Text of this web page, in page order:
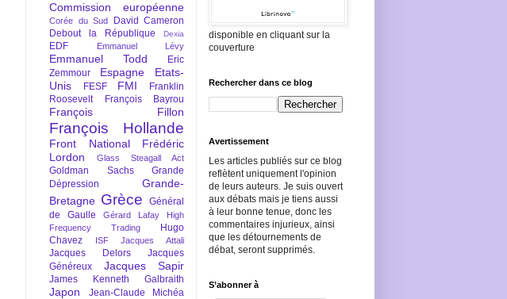
Commission européenne
Corée du Sud
David Cameron
Debout la République
Dexia
EDF Emmanuel Lévy
Emmanuel Todd
Eric
Zemmour
Espagne
Etats-
Unis
FESF FMI
Franklin
Roosevelt
François Bayrou
François Fillon
François Hollande
Front National
Frédéric
Lordon
Glass Steagall Act
Goldman Sachs
Grande
Dépression
Grande-
Bretagne Grèce
Général
de Gaulle
Gérard Lafay
High
Frequency Trading
Hugo
Chavez
ISF Jacques Attali
Jacques Delors
Jacques
Généreux
Jacques Sapir
James Kenneth Galbraith
Japon Jean-Claude Michéa
disponible en cliquant sur la
couverture
Rechercher dans ce blog
Avertissement
Les articles publiés sur ce blog
reflètent uniquement l'opinion
de leurs auteurs. Je suis ouvert
aux débats mais je tiens aussi
à leur bonne tenue, donc les
commentaires injurieux, ainsi
que les détournements de
débat, seront supprimés.
S’abonner à